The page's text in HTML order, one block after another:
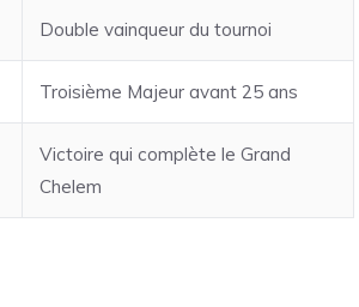
Double vainqueur du tournoi
Troisième Majeur avant 25 ans
Victoire qui complète le Grand
Chelem